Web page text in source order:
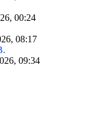
00:24
08:17
09:34